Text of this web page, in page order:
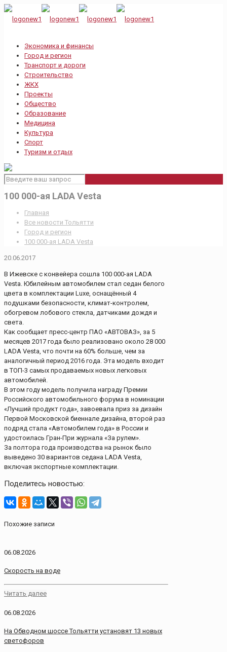
Экономика и финансы
Город и регион
Транспорт и дороги
Строительство
ЖКХ
Проекты
Общество
Образование
Медицина
Культура
Спорт
Туризм и отдых
100 000-ая LADA Vesta
Главная
Все новости Тольятти
Город и регион
100 000-ая LADA Vesta
20.06.2017
В Ижевске с конвейера сошла 100 000-ая LADA
Vesta. Юбилейным автомобилем стал седан белого
цвета в комплектации Luxe, оснащённый 4
подушками безопасности, климат-контролем,
обогревом лобового стекла, датчиками дождя и
света.
Как сообщает пресс-центр ПАО «АВТОВАЗ», за 5
месяцев 2017 года было реализовано около 28 000
LADA Vesta, что почти на 60% больше, чем за
аналогичный период 2016 года. Эта модель входит
в ТОП-3 самых продаваемых новых легковых
автомобилей.
В этом году модель получила награду Премии
Российского автомобильного форума в номинации
«Лучший продукт года», завоевала приз за дизайн
Первой Московской биеннале дизайна, второй раз
подряд стала «Автомобилем года» в России и
удостоилась Гран-При журнала «За рулем».
За полтора года производства на рынок было
выведено 30 вариантов седана LADA Vesta,
включая экспортные комплектации.
Поделитесь новостью:
Похожие записи
06.08.2026
Скорость на воде
Читать далее
06.08.2026
На Обводном шоссе Тольятти установят 13 новых
светофоров